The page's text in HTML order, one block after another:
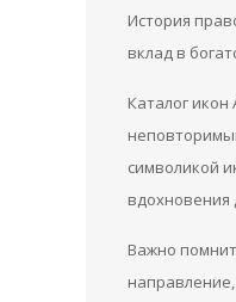
История
вклад в
Каталог
символикой
вдохновения
Важно